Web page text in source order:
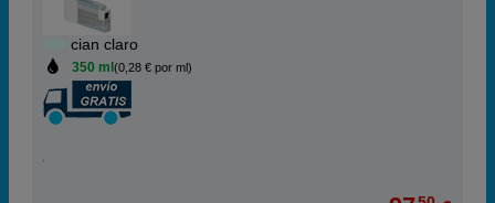
cian claro
350 ml (0,28 € por ml)